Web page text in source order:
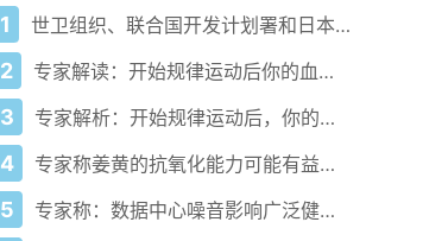
1 世卫组织、联合国开发计划署和日本在加纳启动人工智能健康计划 应对气候敏感性疾病并加强医疗服务
2 专家解读：开始规律运动后你的血压会发生什么变化
3 专家解析：开始规律运动后，你的血压会发生什么变化
4 专家称姜黄的抗氧化能力可能有益心脏健康
5 专家称：数据中心噪音影响广泛健康问题